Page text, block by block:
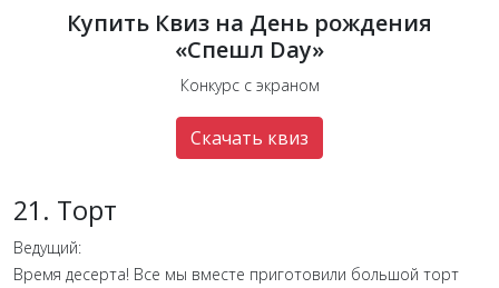
Купить Квиз на День рождения
«Спешл Day»
Конкурс с экраном
Скачать квиз
21. Торт
Ведущий:
Время десерта! Все мы вместе приготовили большой торт